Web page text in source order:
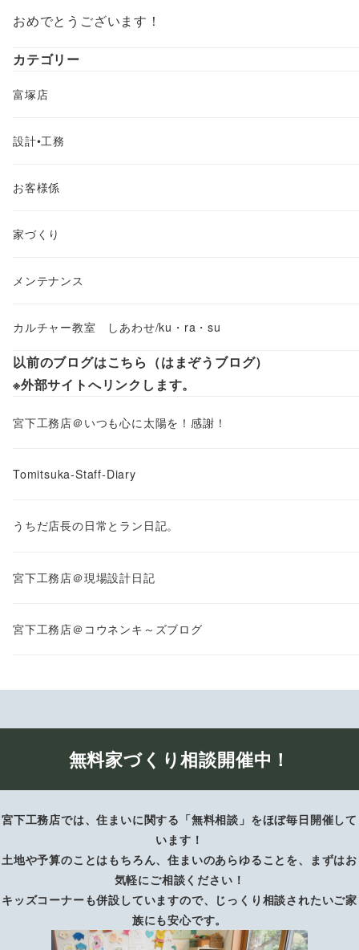
おめでとうございます！
カテゴリー
富塚店
設計•工務
お客様係
家づくり
メンテナンス
カルチャー教室 しあわせ/ku・ra・su
以前のブログはこちら（はまぞうブログ）
※外部サイトへリンクします。
宮下工務店＠いつも心に太陽を！感謝！
Tomitsuka-Staff-Diary
うちだ店長の日常とラン日記。
宮下工務店＠現場設計日記
宮下工務店＠コウネンキ～ズブログ
無料家づくり相談開催中！
宮下工務店では、住まいに関する「無料相談」をほぼ毎日開催して
います！
土地や予算のことはもちろん、住まいのあらゆることを、まずはお
気軽にご相談ください！
キッズコーナーも併設していますので、じっくり相談されたいご家
族にも安心です。